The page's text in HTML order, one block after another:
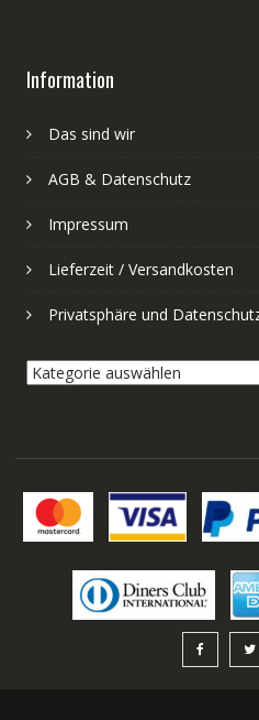
Information
Das sind wir
AGB & Datenschutz
Impressum
Lieferzeit / Versandkosten
Privatsphäre und
Kategorie